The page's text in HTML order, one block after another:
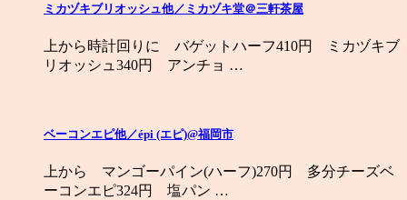
ミカヅキブリオッシュ他／ミカヅキ堂＠三軒茶屋
上から時計回りに バゲットハーフ410円 ミカヅキブ
リオッシュ340円 アンチョ …
ベーコンエピ他／épi (エピ)@福岡市
上から マンゴーパイン(ハーフ)270円 多分チーズベ
ーコンエピ324円 塩パン …